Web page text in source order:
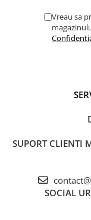
Sistem
Fan)
Unitatea
ventilator
Vreau sa
SUPORT CLIENTI
SOCIAL